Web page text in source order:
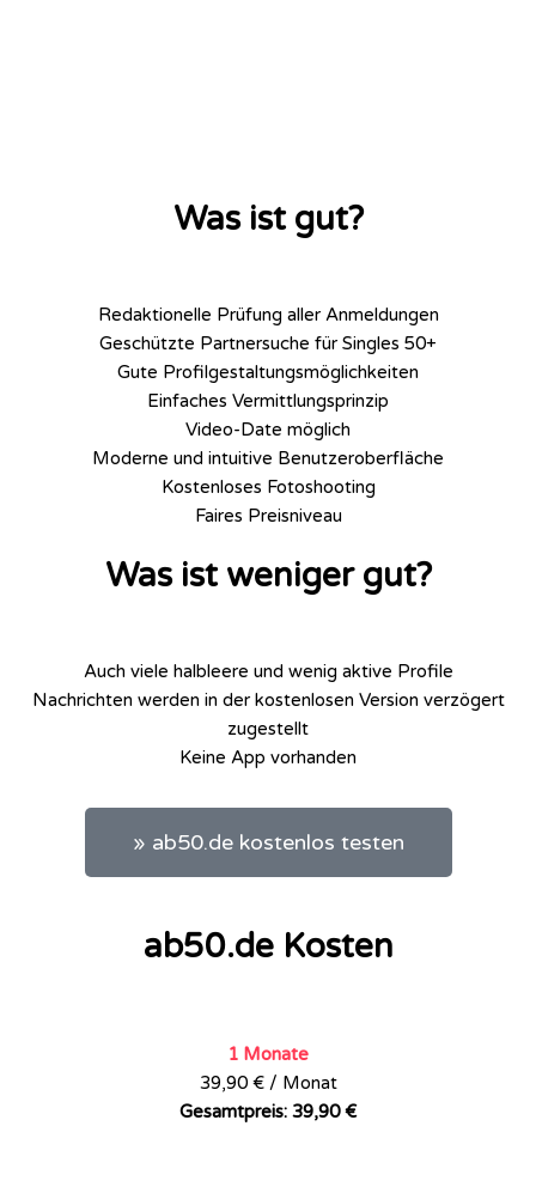
Was ist gut?
Redaktionelle Prüfung aller Anmeldungen
Geschützte Partnersuche für Singles 50+
Gute Profilgestaltungsmöglichkeiten
Einfaches Vermittlungsprinzip
Video-Date möglich
Moderne und intuitive Benutzeroberfläche
Kostenloses Fotoshooting
Faires Preisniveau
Was ist weniger gut?
Auch viele halbleere und wenig aktive Profile
Nachrichten werden in der kostenlosen Version verzögert
zugestellt
Keine App vorhanden
» ab50.de kostenlos testen
ab50.de Kosten
1 Monate
39,90 € / Monat
Gesamtpreis: 39,90 €